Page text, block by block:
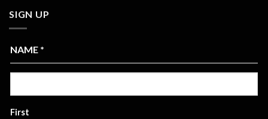
SIGN UP
NAME *
First